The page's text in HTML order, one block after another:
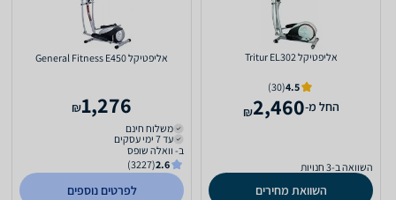
אליפטיקל Tritur EL302
4.5
(30)
‫החל מ-2,460
₪
השוואה ב-3 חנויות
השוואת מחירים
אליפטיקל General Fitness E450
1,276
₪
משלוח חינם
עד 7 ימי עסקים
ב- וואלה שופס
2.6
(3227)
לפרטים נוספים